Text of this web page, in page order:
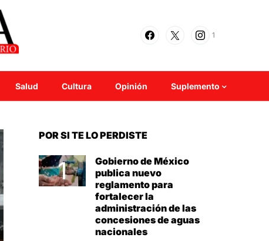
1
Salud Cultura Opinión Suplemento
POR SI TE LO PERDISTE
Gobierno de México
publica nuevo
reglamento para
fortalecer la
administración de las
concesiones de aguas
nacionales